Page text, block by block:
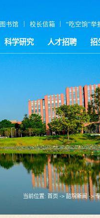
图书馆 | 校长信箱 | “吃空饷”举
科学研究 人才招聘 招
当前位置: 首页 -> 韶院新闻->